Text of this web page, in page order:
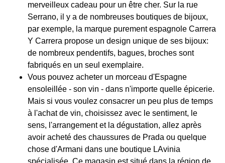
merveilleux cadeau pour un être cher. Sur la rue
Serrano, il y a de nombreuses boutiques de bijoux,
par exemple, la marque purement espagnole Carrera
Y Carrera propose un design unique de ses bijoux:
de nombreux pendentifs, bagues, broches sont
fabriqués en un seul exemplaire.
Vous pouvez acheter un morceau d'Espagne
ensoleillée - son vin - dans n'importe quelle épicerie.
Mais si vous voulez consacrer un peu plus de temps
à l'achat de vin, choisissez avec le sentiment, le
sens, l'arrangement et la dégustation, allez après
avoir acheté des chaussures de Prada ou quelque
chose d'Armani dans une boutique LAvinia